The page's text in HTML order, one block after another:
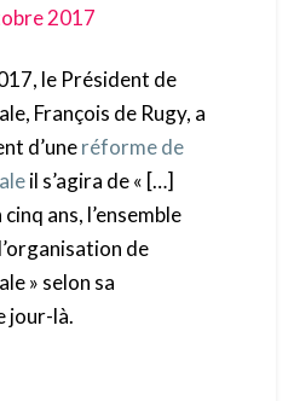
de
nationale
2017
le Président de
François de Rugy, a
d’uneréforme de
il s’agira de « […]
ans, l’ensemble
de
» selon sa
jour-là.